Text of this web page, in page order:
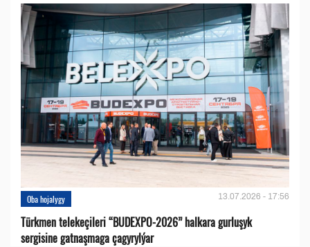
Oba hojalygy 13.07.2026 - 17:56
Türkmen telekeçileri “BUDEXPO-2026” halkara gurluşyk
sergisine gatnaşmaga çagyrylýar